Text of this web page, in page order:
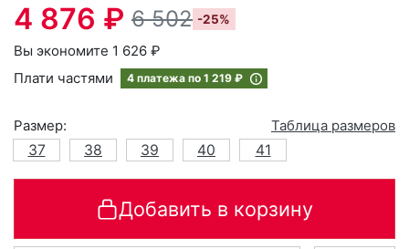
4 876 ₽ 6 502 -25%
Вы экономите 1 626 ₽
Плати частями
4 платежа по 1 219 ₽
Размер:
Таблица размеров
37
38 39 40 41
Добавить в корзину